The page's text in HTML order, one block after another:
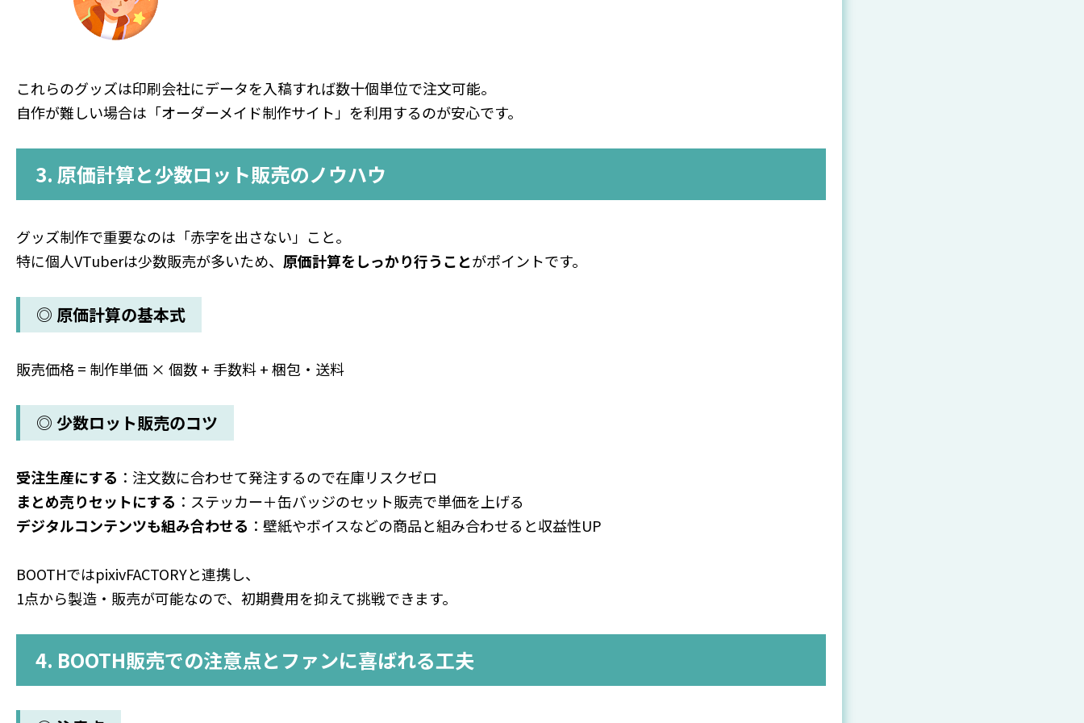
これらのグッズは印刷会社にデータを入稿すれば数十個単位で注文可能。
自作が難しい場合は「オーダーメイド制作サイト」を利用するのが安心です。
3. 原価計算と少数ロット販売のノウハウ
グッズ制作で重要なのは「赤字を出さない」こと。
特に個人VTuberは少数販売が多いため、 原価計算をしっかり行うことがポイントです。
◎ 原価計算の基本式
販売価格 = 制作単価 × 個数 + 手数料 + 梱包・送料
◎ 少数ロット販売のコツ
受注生産にする ：注文数に合わせて発注するので在庫リスクゼロ
まとめ売りセットにする ：ステッカー＋缶バッジのセット販売で単価を上げる
デジタルコンテンツも組み合わせる ：壁紙やボイスなどの商品と組み合わせると収益性UP
BOOTHではpixivFACTORYと連携し、
1点から製造・販売が可能なので、初期費用を抑えて挑戦できます。
4. BOOTH販売での注意点とファンに喜ばれる工夫